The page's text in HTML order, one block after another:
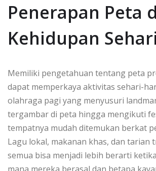
Penerapan Peta
Kehidupan
Memiliki pengetahuan tentang peta
dapat memperkaya aktivitas sehari-
olahraga pagi yang menyusuri
tergambar di peta hingga mengikuti
tempatnya mudah ditemukan berkat
Lagu lokal, makanan khas, dan tarian
semua bisa menjadi lebih berarti